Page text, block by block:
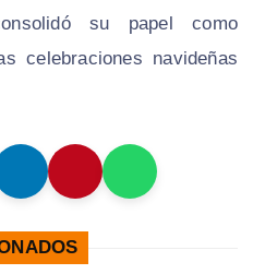
su papel como
celebraciones navideñas